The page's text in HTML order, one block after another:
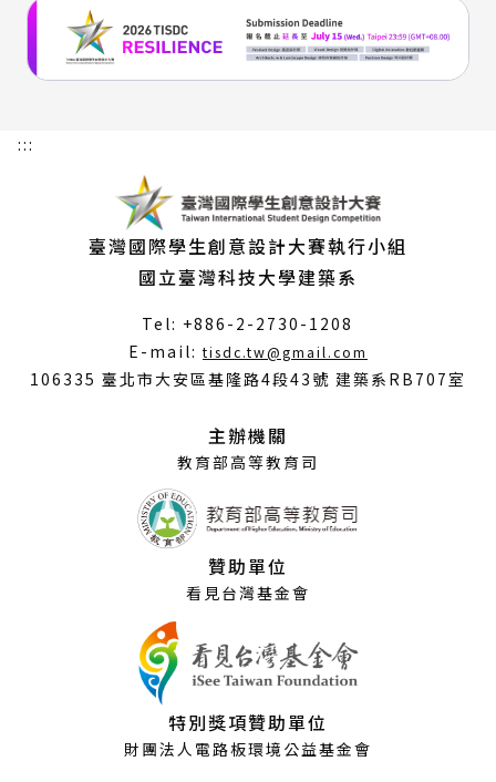
:::
臺灣國際學生創意設計大賽執行小組
國立臺灣科技大學建築系
Tel: +886-2-2730-1208
E-mail:tisdc.tw@gmail.com
開
106335 臺北市大安區基隆路4段43號 建築系RB707室
主辦機關
教育部高等教育司
贊助單位
看見台灣基金會
特別獎項贊助單位
財團法人電路板環境公益基金會